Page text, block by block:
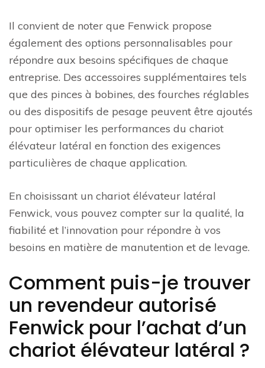
Il convient de noter que Fenwick propose
également des options personnalisables pour
répondre aux besoins spécifiques de chaque
entreprise. Des accessoires supplémentaires tels
que des pinces à bobines, des fourches réglables
ou des dispositifs de pesage peuvent être ajoutés
pour optimiser les performances du chariot
élévateur latéral en fonction des exigences
particulières de chaque application.
En choisissant un chariot élévateur latéral
Fenwick, vous pouvez compter sur la qualité, la
fiabilité et l’innovation pour répondre à vos
besoins en matière de manutention et de levage.
Comment puis-je trouver
un revendeur autorisé
Fenwick pour l’achat d’un
chariot élévateur latéral ?